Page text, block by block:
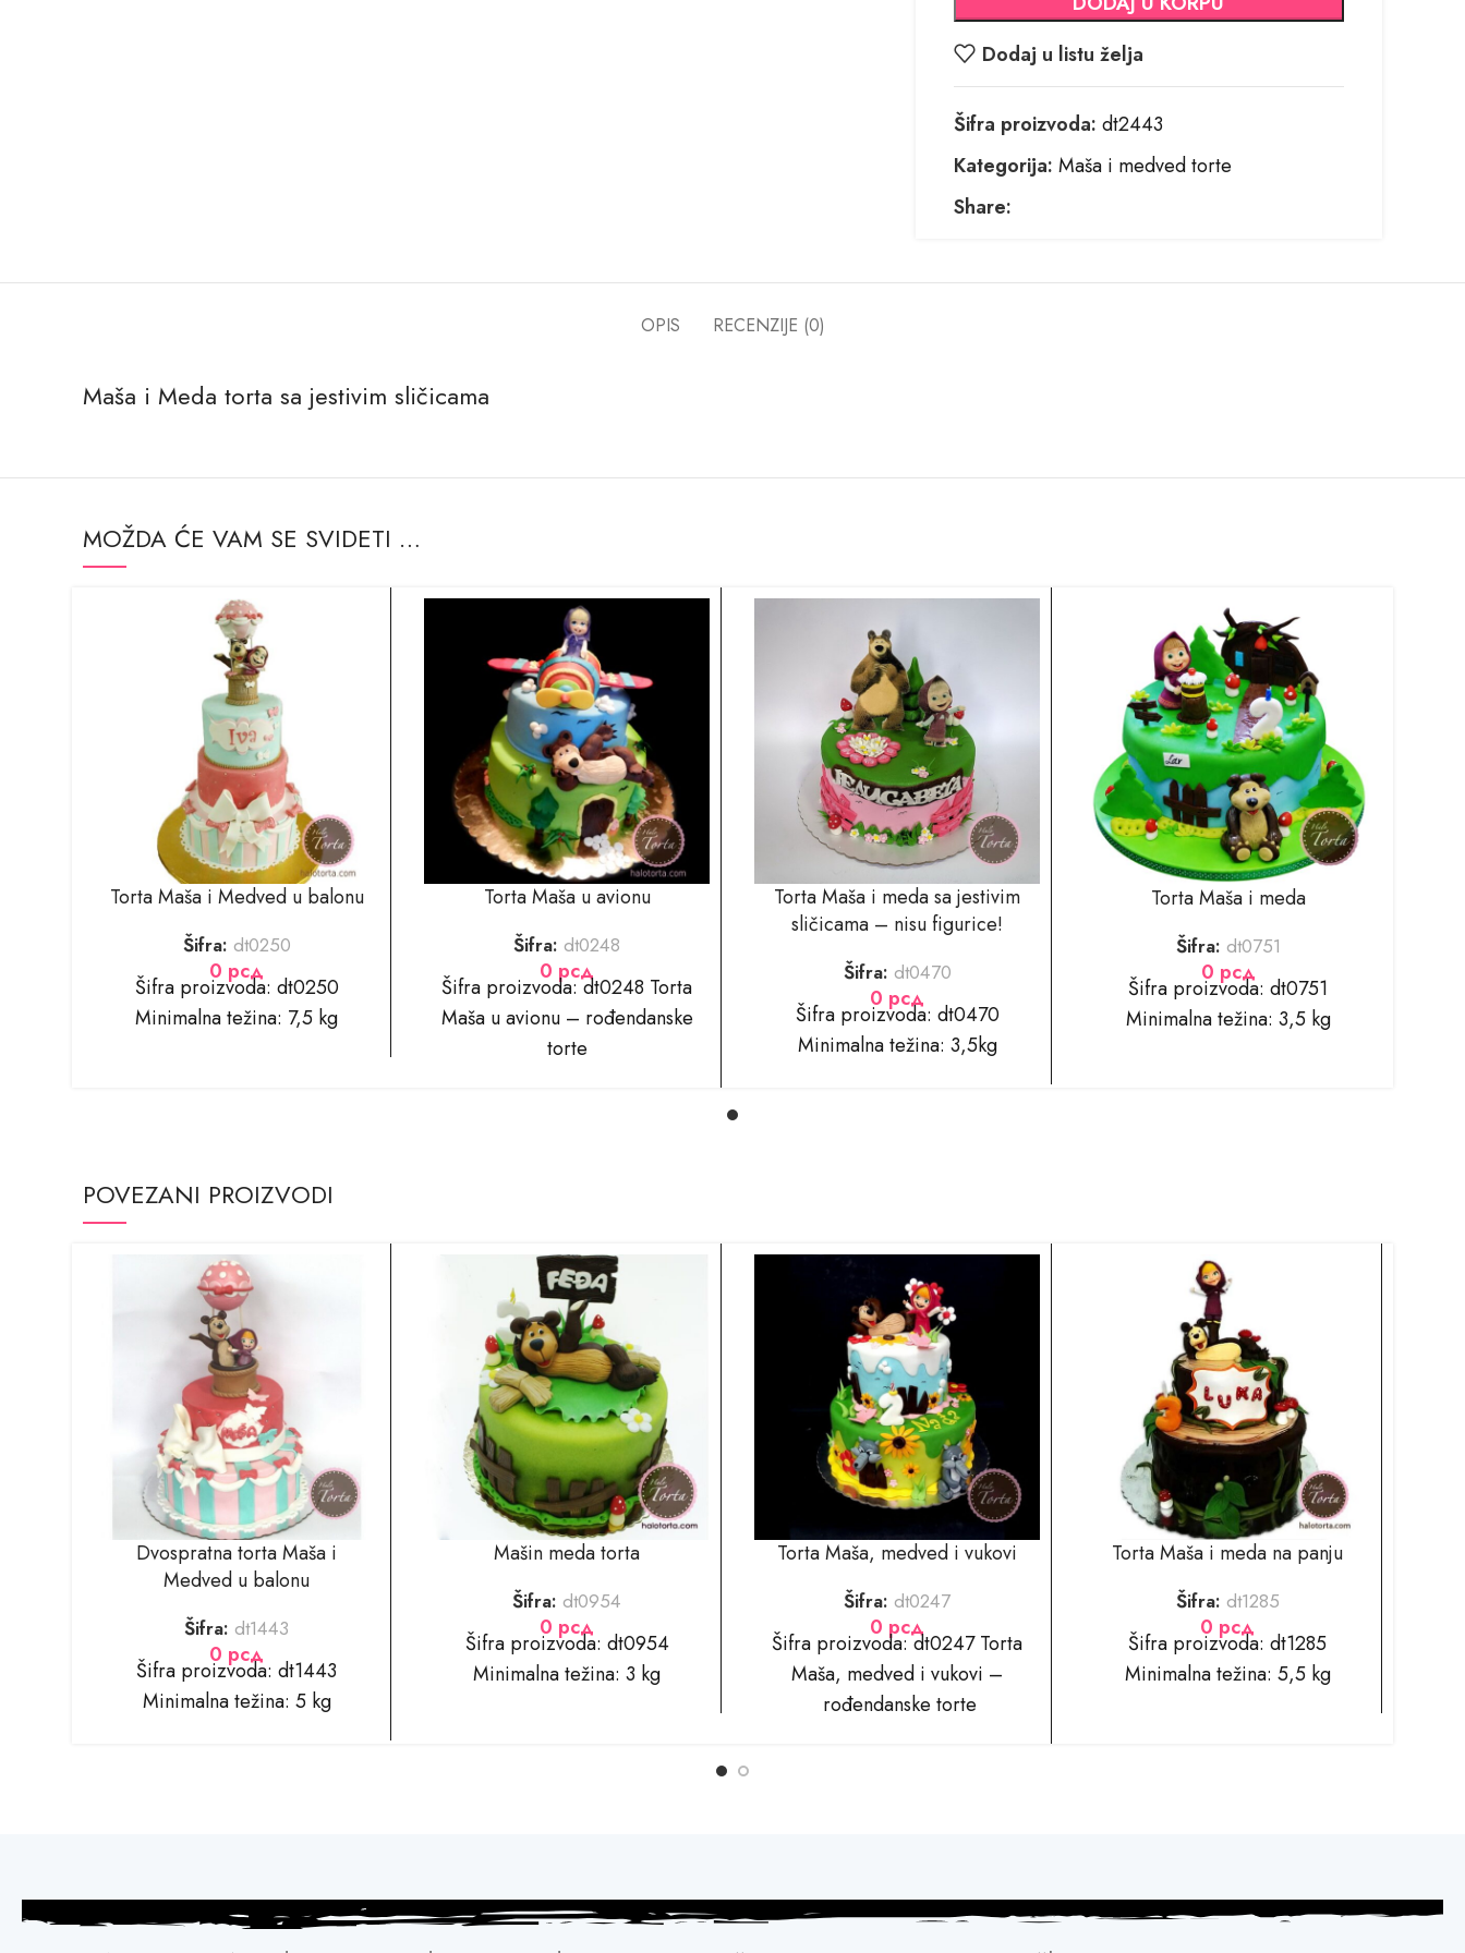
Dodaj u listu želja
Šifra proizvoda: dt2443
Kategorija: Maša i medved torte
Share:
OPIS RECENZIJE (0)
Maša i Meda torta sa jestivim sličicama
MOŽDA ĆE VAM SE SVIDETI …
Torta Maša i Medved u balonu
Šifra: dt0250
0 рсд
Šifra proizvoda: dt0250
Minimalna težina: 7,5 kg
Torta Maša u avionu
Šifra: dt0248
0 рсд
​​​​Šifra proizvoda: dt0248 Torta
Maša u avionu – rođendanske
torte
Torta Maša i meda sa jestivim
sličicama – nisu figurice!
Šifra: dt0470
0 рсд
Šifra proizvoda: dt0470
Minimalna težina: 3,5kg
Torta Maša i meda
Šifra: dt0751
0 рсд
Šifra proizvoda: dt0751
Minimalna težina: 3,5 kg
POVEZANI PROIZVODI
Dvospratna torta Maša i
Medved u balonu
Šifra: dt1443
0 рсд
Šifra proizvoda: dt1443
Minimalna težina: 5 kg
Mašin meda torta
Šifra: dt0954
0 рсд
Šifra proizvoda: dt0954
Minimalna težina: 3 kg
Torta Maša, medved i vukovi
Šifra: dt0247
0 рсд
​​​​Šifra proizvoda: dt0247 Torta
Maša, medved i vukovi –
rođendanske torte
Torta Maša i meda na panju
Šifra: dt1285
0 рсд
Šifra proizvoda: dt1285
Minimalna težina: 5,5 kg